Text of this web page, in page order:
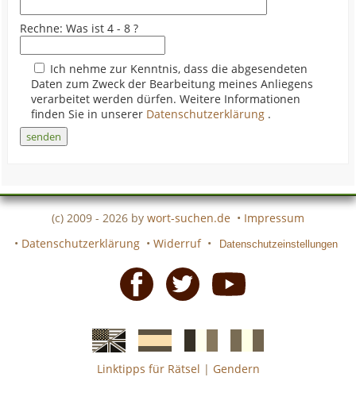
Rechne: Was ist 4 - 8 ?
Ich nehme zur Kenntnis, dass die abgesendeten
Daten zum Zweck der Bearbeitung meines Anliegens
verarbeitet werden dürfen. Weitere Informationen
finden Sie in unserer Datenschutzerklärung .
(c) 2009 - 2026 by wort-suchen.de • Impressum
• Datenschutzerklärung • Widerruf • Datenschutzeinstellungen
EnglischeSpanischefranzösicheitalienische
Linktipps für Rätsel | Gendern